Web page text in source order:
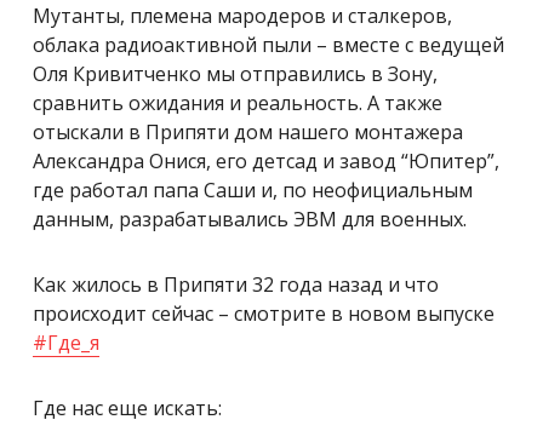
Мутанты, племена мародеров и сталкеров,
облака радиоактивной пыли – вместе с ведущей
Оля Кривитченко мы отправились в Зону,
сравнить ожидания и реальность. А также
отыскали в Припяти дом нашего монтажера
Александра Онися, его детсад и завод “Юпитер”,
где работал папа Саши и, по неофициальным
данным, разрабатывались ЭВМ для военных.
Как жилось в Припяти 32 года назад и что
происходит сейчас – смотрите в новом выпуске
#Где_я
Где нас еще искать: